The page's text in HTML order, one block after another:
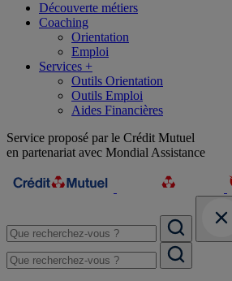
Découverte métiers
Coaching
Orientation
Emploi
Services +
Outils Orientation
Outils Emploi
Aides Financières
Service proposé par le Crédit Mutuel
en partenariat avec Mondial Assistance